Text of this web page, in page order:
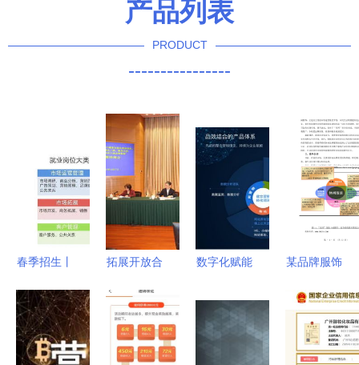
产品列表
PRODUCT
----------------
春季招生丨
迎报考市场
营销专业
从策略到实
拓展开放合
共商发挥进
口博览
会“溢出”效
数字化赋能
有云服务行
业会议及展
某品牌服饰
场整合营销
策划方案
会议及展览